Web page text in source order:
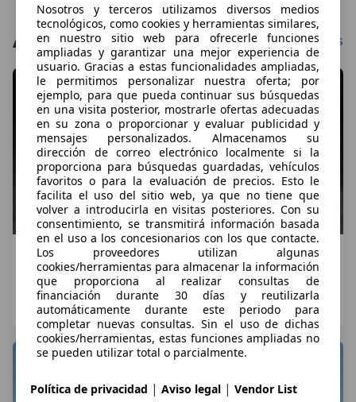
Nosotros y terceros utilizamos diversos medios
tecnológicos, como cookies y herramientas similares,
en nuestro sitio web para ofrecerle funciones
ampliadas y garantizar una mejor experiencia de
usuario. Gracias a estas funcionalidades ampliadas,
le permitimos personalizar nuestra oferta; por
ejemplo, para que pueda continuar sus búsquedas
en una visita posterior, mostrarle ofertas adecuadas
en su zona o proporcionar y evaluar publicidad y
mensajes personalizados. Almacenamos su
dirección de correo electrónico localmente si la
proporciona para búsquedas guardadas, vehículos
favoritos o para la evaluación de precios. Esto le
facilita el uso del sitio web, ya que no tiene que
volver a introducirla en visitas posteriores. Con su
consentimiento, se transmitirá información basada
en el uso a los concesionarios con los que contacte.
Los proveedores utilizan algunas
cookies/herramientas para almacenar la información
que proporciona al realizar consultas de
financiación durante 30 días y reutilizarla
automáticamente durante este periodo para
completar nuevas consultas. Sin el uso de dichas
cookies/herramientas, estas funciones ampliadas no
se pueden utilizar total o parcialmente.
Política de privacidad | Aviso legal | Vendor List
Asesor: Últimos artículos Mostrar más
Ferrari 288 GTO: El superdeportivo que nació
para el Grupo B y se convirtió en leyenda de la
calle
Dani Cuadrado · 31/07/2026 · 7 minutos de lectura